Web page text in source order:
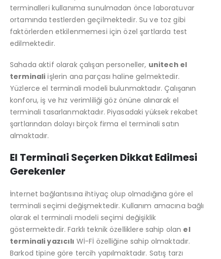
terminalleri kullanıma sunulmadan önce laboratuvar
ortamında testlerden geçilmektedir. Su ve toz gibi
faktörlerden etkilenmemesi için özel şartlarda test
edilmektedir.
Sahada aktif olarak çalışan personeller, unitech el
terminali işlerin ana parçası haline gelmektedir.
Yüzlerce el terminali modeli bulunmaktadır. Çalışanın
konforu, iş ve hız verimliliği göz önüne alınarak el
terminali tasarlanmaktadır. Piyasadaki yüksek rekabet
şartlarından dolayı birçok firma el terminali satın
almaktadır.
El Terminali Seçerken Dikkat Edilmesi
Gerekenler
İnternet bağlantısına ihtiyaç olup olmadığına göre el
terminali seçimi değişmektedir. Kullanım amacına bağlı
olarak el terminali modeli seçimi değişiklik
göstermektedir. Farklı teknik özelliklere sahip olan el
terminali yazıcılı Wİ-Fİ özelliğine sahip olmaktadır.
Barkod tipine göre tercih yapılmaktadır. Satış tarzı